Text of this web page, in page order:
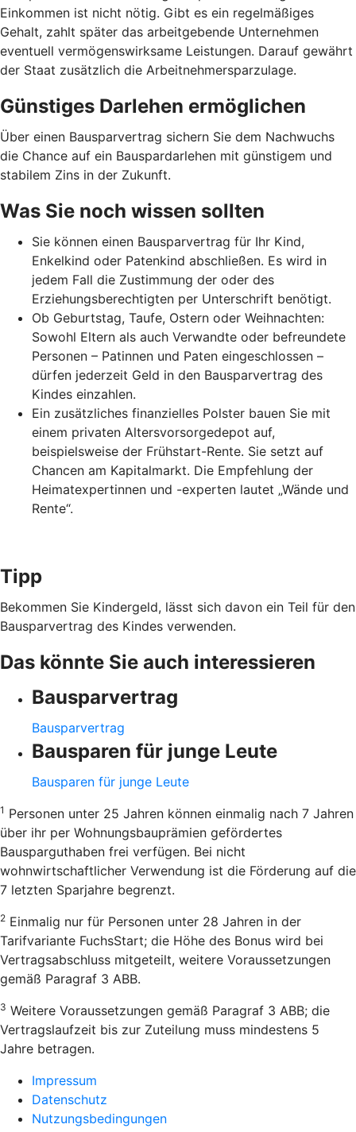
Einkommen ist nicht nötig. Gibt es ein regelmäßiges
Gehalt, zahlt später das arbeitgebende Unternehmen
eventuell vermögenswirksame Leistungen. Darauf gewährt
der Staat zusätzlich die Arbeitnehmer­spar­zulage.
Günstiges Darlehen ermöglichen
Über einen Bausparvertrag sichern Sie dem Nachwuchs
die Chance auf ein Bauspardarlehen mit günstigem und
stabilem Zins in der Zukunft.
Was Sie noch wissen sollten
Sie können einen Bausparvertrag für Ihr Kind,
Enkelkind oder Patenkind abschließen. Es wird in
jedem Fall die Zustimmung der oder des
Erziehungsberechtigten per Unterschrift benötigt.
Ob Geburtstag, Taufe, Ostern oder Weihnachten:
Sowohl Eltern als auch Verwandte oder befreundete
Personen – Patinnen und Paten eingeschlossen –
dürfen jederzeit Geld in den Bausparvertrag des
Kindes einzahlen.
Ein zusätzliches finanzielles Polster bauen Sie mit
einem privaten Altersvorsorgedepot auf,
beispielsweise der Frühstart-Rente. Sie setzt auf
Chancen am Kapitalmarkt. Die Empfehlung der
Heimatexpertinnen und -experten lautet „Wände und
Rente“.
Tipp
Bekommen Sie Kindergeld, lässt sich davon ein Teil für den
Bausparvertrag des Kindes verwenden.
Das könnte Sie auch interessieren
Bausparvertrag
Bausparvertrag
Bausparen für junge Leute
Bausparen für junge Leute
1 Personen unter 25 Jahren können einmalig nach 7 Jahren
über ihr per Wohnungsbauprämien gefördertes
Bausparguthaben frei verfügen. Bei nicht
wohnwirtschaftlicher Verwendung ist die Förderung auf die
7 letzten Sparjahre begrenzt.
2 Einmalig nur für Personen unter 28 Jahren in der
Tarifvariante FuchsStart; die Höhe des Bonus wird bei
Vertragsabschluss mitgeteilt, weitere Voraussetzungen
gemäß Paragraf 3 ABB.
3 Weitere Voraussetzungen gemäß Paragraf 3 ABB; die
Vertragslaufzeit bis zur Zuteilung muss mindestens 5
Jahre betragen.
Impressum
Datenschutz
Nutzungsbedingungen